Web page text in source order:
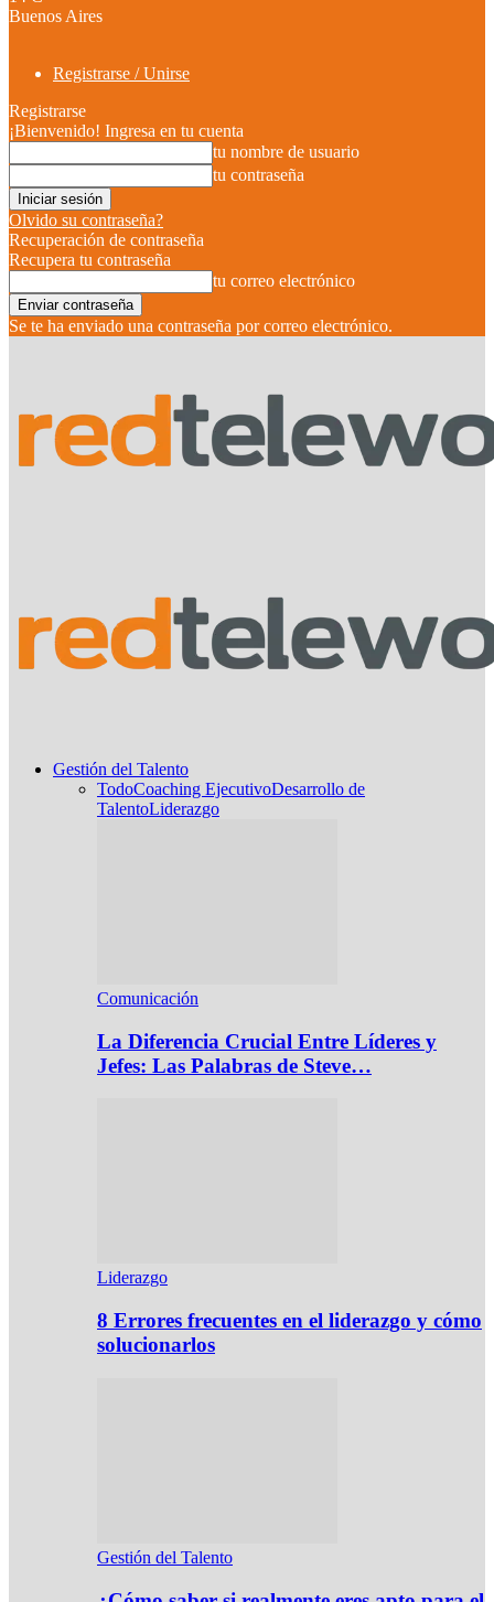
Buenos Aires
Registrarse / Unirse
Registrarse
¡Bienvenido! Ingresa en tu cuenta
tu nombre de usuario
tu contraseña
Olvido su contraseña?
Recuperación de contraseña
Recupera tu contraseña
tu correo electrónico
Se te ha enviado una contraseña por correo electrónico.
Gestión del Talento
TodoCoaching EjecutivoDesarrollo de
TalentoLiderazgo
Comunicación
La Diferencia Crucial Entre Líderes y
Jefes: Las Palabras de Steve…
Liderazgo
8 Errores frecuentes en el liderazgo y cómo
solucionarlos
Gestión del Talento